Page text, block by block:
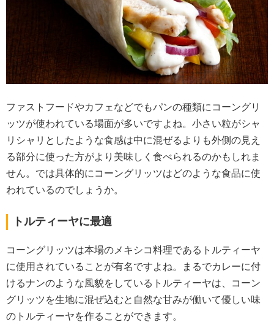
ファストフードやカフェなどでもパンの種類にコーングリ
ッツが使われている場面が多いですよね。小さい粒がシャ
リシャリとしたような食感は中に混ぜるよりも外側の見え
る部分に使った方がより美味しく食べられるのかもしれま
せん。では具体的にコーングリッツはどのような食品に使
われているのでしょうか。
トルティーヤに最適
コーングリッツは本場のメキシコ料理であるトルティーヤ
に使用されていることが有名ですよね。まるでカレーに付
けるナンのような風貌をしているトルティーヤは、コーン
グリッツを生地に混ぜ込むと自然な甘みが働いて優しい味
のトルティーヤを作ることができます。